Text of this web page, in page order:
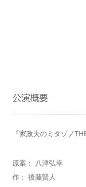
公演概要
『家政夫のミタゾノ
原案： 八津弘幸
作： 後藤賢人